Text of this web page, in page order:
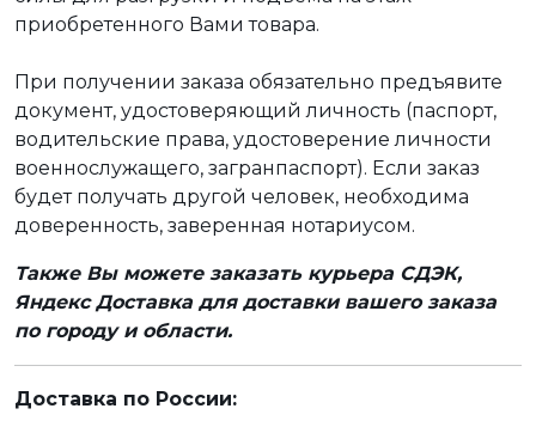
приобретенного Вами товара.
При получении заказа обязательно предъявите
документ, удостоверяющий личность (паспорт,
водительские права, удостоверение личности
военнослужащего, загранпаспорт). Если заказ
будет получать другой человек, необходима
доверенность, заверенная нотариусом.
Также Вы можете заказать курьера СДЭК,
Яндекс Доставка для доставки вашего заказа
по городу и области.
Доставка по России: